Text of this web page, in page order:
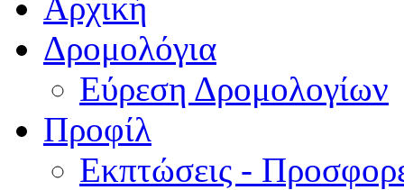
Δρομολόγια
Εύρεση Δρομολογίων
Προφίλ
Εκπτώσεις -